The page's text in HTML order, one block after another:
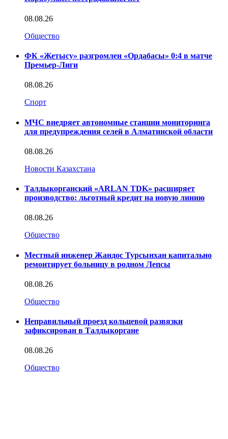
08.08.26
Общество
ФК «Жетысу» разгромлен «Ордабасы» 0:4 в матче
Премьер-Лиги
08.08.26
Спорт
МЧС внедряет автономные станции мониторинга
для предупреждения селей в Алматинской области
08.08.26
Новости Казахстана
Талдыкорганский «ARLAN TDK» расширяет
производство: льготный кредит на новую линию
08.08.26
Общество
Местный инженер Жандос Турсынхан капитально
ремонтирует больницу в родном Лепсы
08.08.26
Общество
Неправильный проезд кольцевой развязки
зафиксирован в Талдыкоргане
08.08.26
Общество